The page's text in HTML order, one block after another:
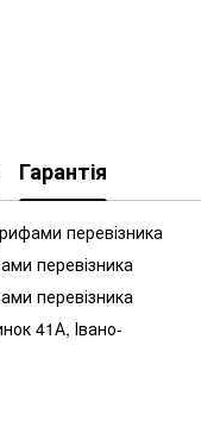
Гарантія
перевізника
перевізника
перевізника
41А, Івано-